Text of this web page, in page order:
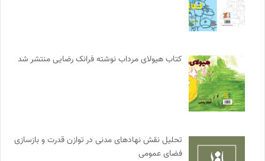
کتاب هیولای مرداب نوشته فرانک رضایی منتشر شد
تحلیل نقش نهادهای مدنی در توازن قدرت و بازسازی
فضای عمومی